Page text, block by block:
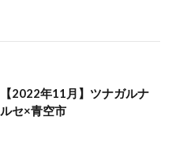
【2022年11月】ツナガルナ
ルセ×青空市